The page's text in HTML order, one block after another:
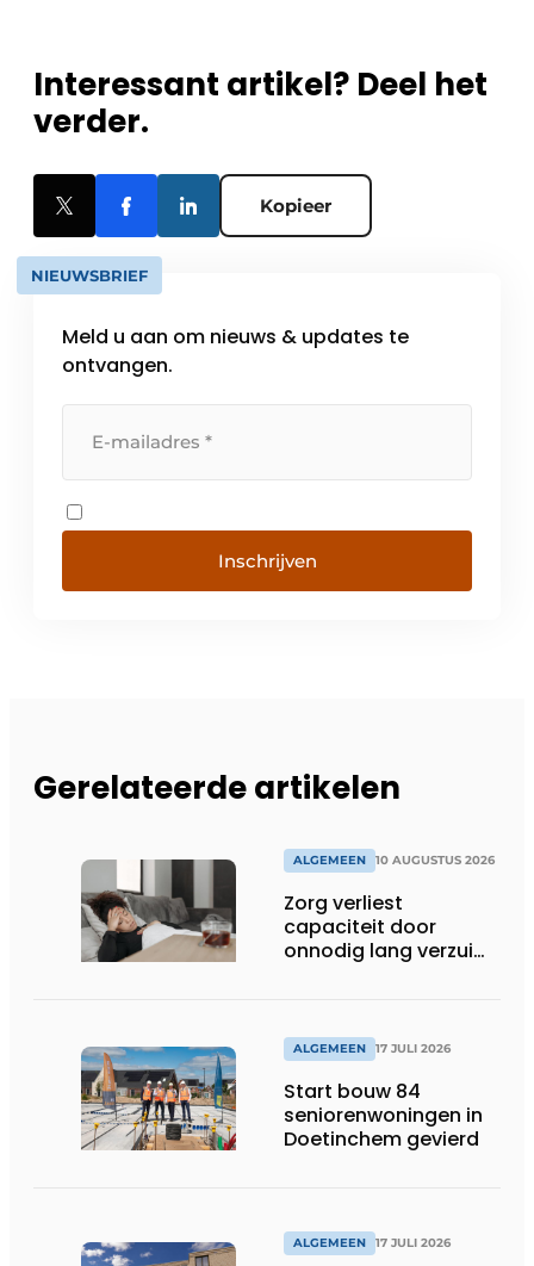
Interessant artikel? Deel het
verder.
Kopieer
NIEUWSBRIEF
Meld u aan om nieuws & updates te
ontvangen.
Inschrijven
Gerelateerde artikelen
ALGEMEEN 10 AUGUSTUS 2026
Zorg verliest
capaciteit door
onnodig lang verzuim:
ALGEMEEN 17 JULI 2026
Start bouw 84
seniorenwoningen in
Doetinchem gevierd
ALGEMEEN 17 JULI 2026